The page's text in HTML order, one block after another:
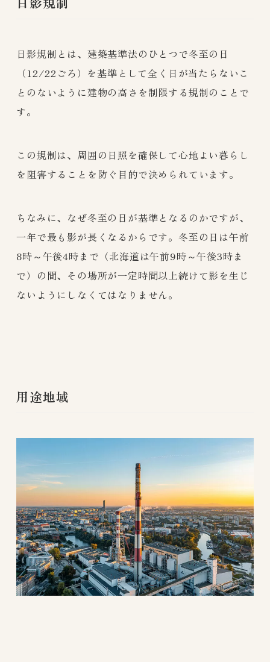
日影規制とは、建築基準法のひとつで冬至の日
（12/22ごろ）を基準として全く日が当たらないこ
とのないように建物の高さを制限する規制のことで
す。
この規制は、周囲の日照を確保して心地よい暮らし
を阻害することを防ぐ目的で決められています。
ちなみに、なぜ冬至の日が基準となるのかですが、
一年で最も影が長くなるからです。冬至の日は午前
8時～午後4時まで（北海道は午前9時～午後3時ま
で）の間、その場所が一定時間以上続けて影を生じ
ないようにしなくてはなりません。
用途地域